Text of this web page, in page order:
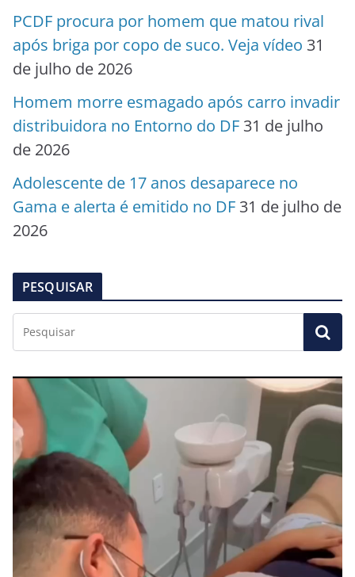
PCDF procura por homem que matou rival
após briga por copo de suco. Veja vídeo 31
de julho de 2026
Homem morre esmagado após carro invadir
distribuidora no Entorno do DF 31 de julho
de 2026
Adolescente de 17 anos desaparece no
Gama e alerta é emitido no DF 31 de julho de
2026
PESQUISAR